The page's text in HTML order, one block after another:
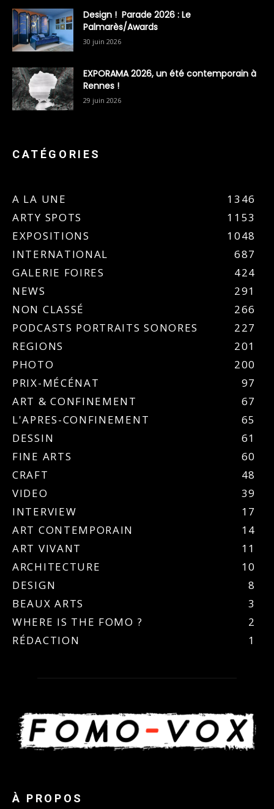
Design ! Parade 2026 : Le
Palmarès/Awards
30 juin 2026
EXPORAMA 2026, un été contemporain à
Rennes !
29 juin 2026
CATÉGORIES
A LA UNE
1346
ARTY SPOTS
1153
EXPOSITIONS
1048
INTERNATIONAL
687
GALERIE FOIRES
424
NEWS
291
NON CLASSÉ
266
PODCASTS PORTRAITS SONORES
227
REGIONS
201
PHOTO
200
PRIX-MÉCÉNAT
97
ART & CONFINEMENT
67
L'APRES-CONFINEMENT
65
DESSIN
61
FINE ARTS
60
CRAFT
48
VIDEO
39
INTERVIEW
17
ART CONTEMPORAIN
14
ART VIVANT
11
ARCHITECTURE
10
DESIGN
8
BEAUX ARTS
3
WHERE IS THE FOMO ?
2
RÉDACTION
1
À PROPOS